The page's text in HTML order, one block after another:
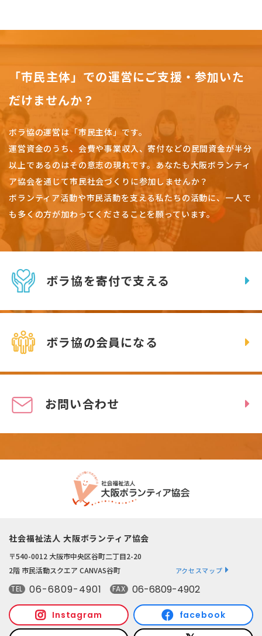
「市民主体」での運営にご支援・参加いた
だけませんか？
ボラ協の運営は「市民主体」です。
運営資金のうち、会費や事業収入、寄付などの民間資金が半分
以上であるのはその意志の現れです。 あなたも大阪ボランティ
ア協会を通じて市民社会づくりに参加しませんか？
ボランティア活動や市民活動を支える私たちの活動に、一人で
も多くの方が加わってくださることを願っています。
ボラ協を寄付で支える
ボラ協の会員になる
お問い合わせ
社会福祉法人 大阪ボランティア協会
〒540-0012 大阪市中央区谷町二丁目2-20
2階 市民活動スクエア CANVAS谷町
アクセスマップ
TEL 06-6809-4901 FAX 06-6809-4902
Instagram facebook